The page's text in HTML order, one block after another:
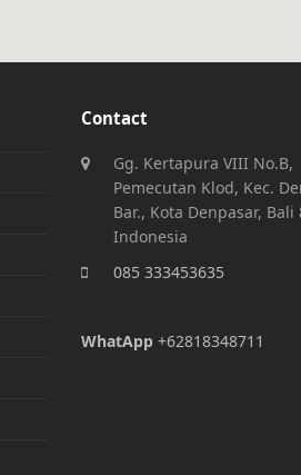
Contact
Gg. Kertapura VIII No.B,
Pemecutan Klod, Kec.
Bar., Kota Denpasar, Bali
Indonesia
085 333453635
WhatApp+62818348711